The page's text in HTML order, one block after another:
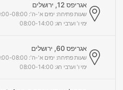
אגריפס 12, ירושלים
שעות פתיחה: ימים א'-ה': 19:00-08:00
ימי ו' וערבי חג: 08:00-14:00
אגריפס 60, ירושלים
שעות פתיחה: ימים א'-ה': 19:00-08:00
ימי ו' וערבי חג: 08:00-14:00